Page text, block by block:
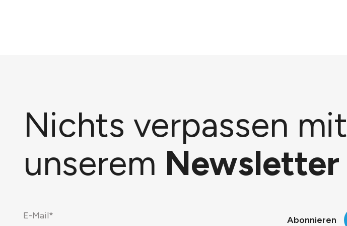
Nichts verpassen mit
unserem Newsletter
Abonnieren